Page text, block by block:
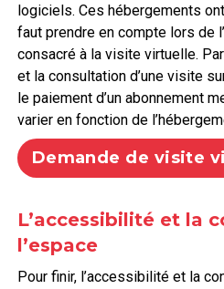
logiciels. Ces hébergements
faut prendre en compte lors de
consacré à la visite virtuelle.
et la consultation d’une visite
le paiement d’un abonnement
varier en fonction de
Demande de visite
L’accessibilité et la
l’espace
Pour finir, l’accessibilité et la